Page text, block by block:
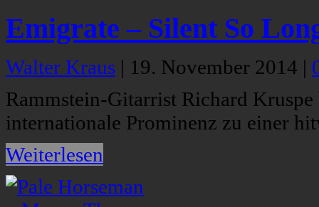
Emigrate – Silent So
Walter Kraus | 19. November 2014 |
Rammstein-Gitarrist Richard
internationale Prominenz zu einer
Weiterlesen